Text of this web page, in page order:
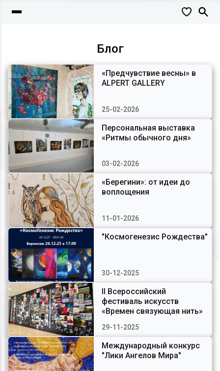
Блог
«Предчувствие весны» в
ALPERT GALLERY
25-02-2026
Персональная выставка
«Ритмы обычного дня»
03-02-2026
«Берегини»: от идеи до
воплощения
11-01-2026
"Космогенезис Рождества"
30-12-2025
II Всероссийский
фестиваль искусств
«Времен связующая нить»
29-11-2025
Международный конкурс
"Лики Ангелов Мира"